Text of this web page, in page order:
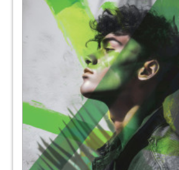
DGZI - Deutsche Gesellschaft
Zahnärztliche Implantologie
Kinderzahnheilkunde: Kinder
für die Prophylaxe begeistern
Brigitte Godizart
64Kinderzahnheilkunde:
Patientengewinnung mit KFO
Kiefer
Dr. Ingo Strübbe